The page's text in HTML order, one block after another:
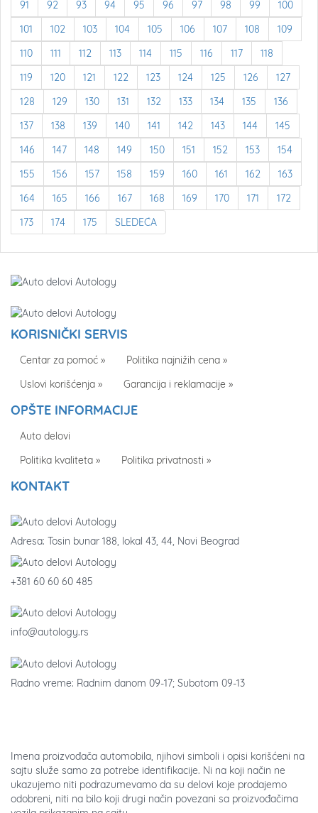
91
92 93 94 95 96 97 98 99
100
101
102 103 104 105 106 107 108
109
110
111 112 113 114 115 116 117
118
119
120 121 122 123 124 125 126
127
128
129 130 131 132 133 134 135
136
137
138 139 140 141 142 143 144
145
146
147 148 149 150 151 152 153
154
155
156 157 158 159 160 161 162
163
164
165 166 167 168 169 170 171
172
173
174 175 SLEDEĆA
KORISNIČKI SERVIS
Centar za pomoć »
Politika najnižih cena »
Uslovi korišćenja »
Garancija i reklamacije »
OPŠTE INFORMACIJE
Auto delovi
Politika kvaliteta »
Politika privatnosti »
KONTAKT
Adresa: Tosin bunar 188, lokal 43, 44, Novi Beograd
+381 60 60 60 485
info@autology.rs
Radno vreme: Radnim danom 09-17; Subotom 09-13
Imena proizvođača automobila, njihovi simboli i opisi korišćeni na
sajtu služe samo za potrebe identifikacije. Ni na koji način ne
ukazujemo niti podrazumevamo da su delovi koje prodajemo
odobreni, niti na bilo koji drugi način povezani sa proizvođačima